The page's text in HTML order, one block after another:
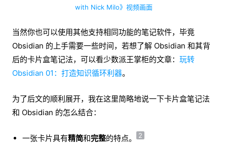
with Nick Milo》视频画面
当然你也可以使用其他支持相同功能的笔记软件，毕竟
Obsidian 的上手需要一些时间，若想了解 Obsidian 和其背
后的卡片盒笔记法，可以看少数派王掌柜的文章： 玩转
Obsidian 01：打造知识循环利器。
为了后文的顺利展开，我在这里简略地说一下卡片盒笔记法
和 Obsidian 的怎么结合：
一张卡片具有精简和完整的特点。 2